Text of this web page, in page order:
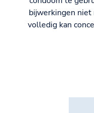
bijwerkingen niet
volledig kan